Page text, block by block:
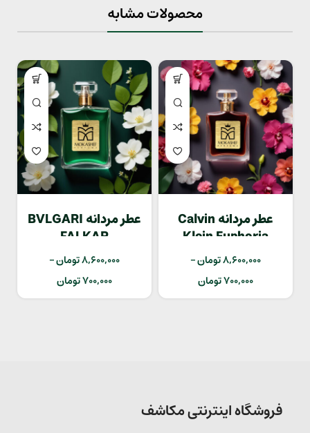
محصولات مشابه
عطر مردانه Calvin
Klein Euphoria
8,600,000تومان–
700,000تومان
عطر مردانه BVLGARI
FALKAR
8,600,000تومان–
700,000تومان
فروشگاه اینترنتی مکاشف